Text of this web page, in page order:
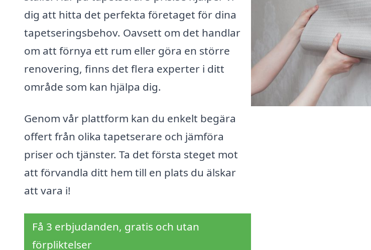
dig att hitta det perfekta företaget för dina
tapetseringsbehov. Oavsett om det handlar
om att förnya ett rum eller göra en större
renovering, finns det flera experter i ditt
område som kan hjälpa dig.
Genom vår plattform kan du enkelt begära
offert från olika tapetserare och jämföra
priser och tjänster. Ta det första steget mot
att förvandla ditt hem till en plats du älskar
att vara i!
Få 3 erbjudanden, gratis och utan
förpliktelser